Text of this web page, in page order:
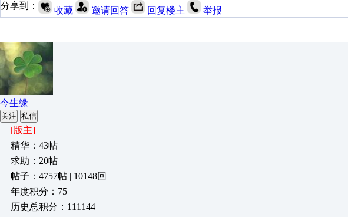
分享到：
收藏 邀请回答 回复楼主 举报
今生缘
关注 私信
[版主]
精华：43帖
求助：20帖
帖子：4757帖 | 10148回
年度积分：75
历史总积分：111144